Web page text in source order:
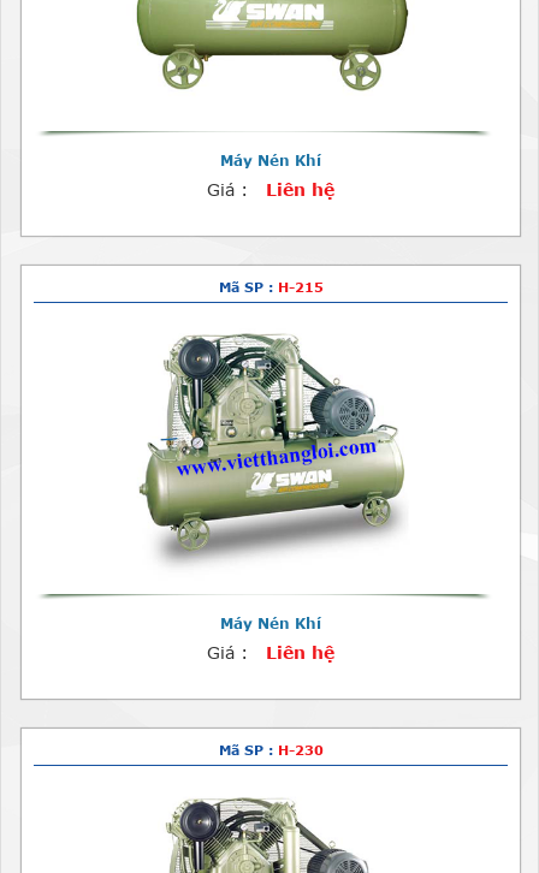
Máy Nén Khí
Giá : Liên hệ
Mã SP : H-215
Máy Nén Khí
Giá : Liên hệ
Mã SP : H-230